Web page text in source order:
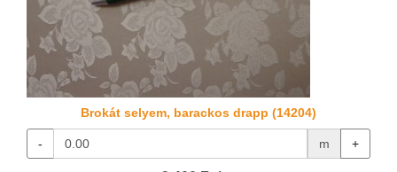
Brokát selyem, barackos drapp (14204)
- m +